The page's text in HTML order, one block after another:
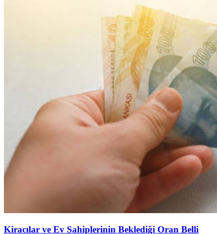
Kiracılar ve Ev Sahiplerinin Beklediği Oran Belli